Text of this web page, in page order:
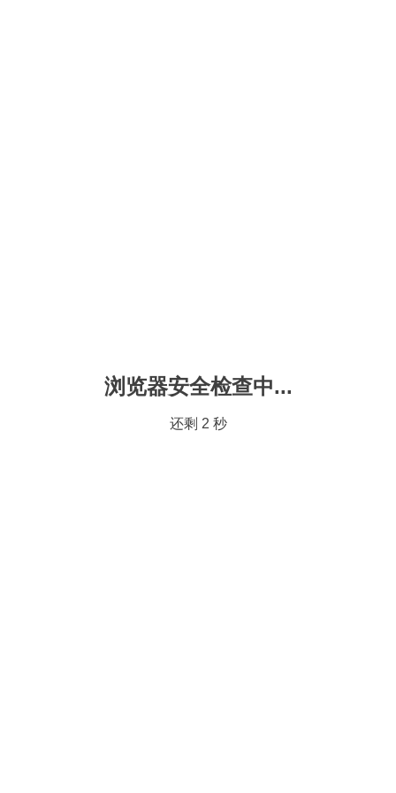
浏览器安全检查中...
还剩 2 秒